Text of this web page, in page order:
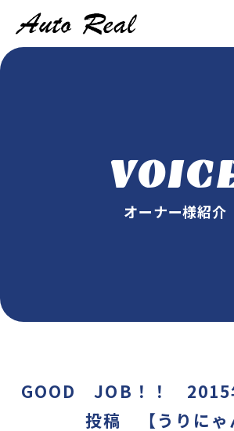
オーナー様紹介
GOOD JOB！！ 2015
投稿 【うりにゃ